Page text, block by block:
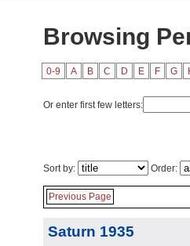
Browsing
0-9 A B C D E F G
Or enter first few letters:
Sort by: Order:
Previous Page
Saturn 1935